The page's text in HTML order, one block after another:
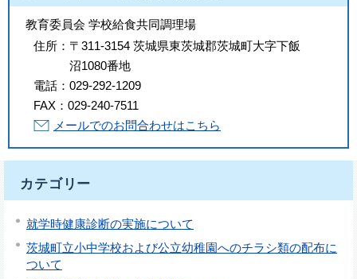
教育委員会 学校給食共同調理場
住所： 〒311-3154 茨城県東茨城郡茨城町大字下飯
沼1080番地
電話： 029-292-1209
FAX： 029-240-7511
メールでのお問合わせはこちら
カテゴリー
就学時健康診断の実施について
茨城町立小中学校および公立幼稚園へのチラシ類の配布に
ついて